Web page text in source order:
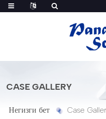
CASE GALLERY
Негизги бет Case